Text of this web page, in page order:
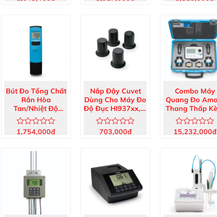
sao
0
5
sao
Bút Đo Tổng Chất
Rắn Hòa
Tan/Nhiệt Độ
Dist1 Thang Thấp
HI98301
Được
sao
1,754,000đ
Nắp Đậy Cuvet
Dùng Cho Máy Đo
Độ Đục HI937xx, 4
Cái HI731325
Được
sao
703,000đ
Combo Máy
Quang Đo
Thang Thấp
CAL Check™
HI97700C
Được
15,232,000đ